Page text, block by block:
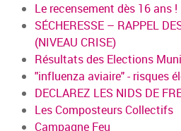
Le recensement dès 16 ans !
SÉCHERESSE – RAPPEL
(NIVEAU CRISE)
Résultats des Elections
"influenza aviaire" - risques
DECLAREZ LES NIDS DE
Les Composteurs Collectifs
Campagne Feu